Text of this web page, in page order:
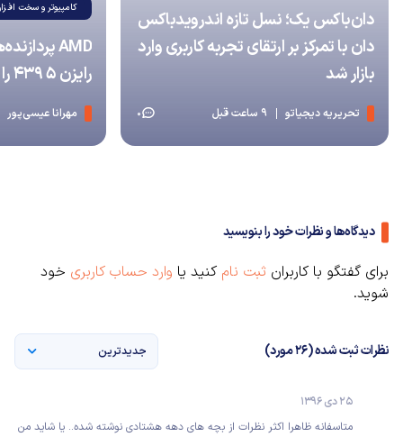
دان‌باکس یک؛ نسل تازه اندرویدباکس
دان با تمرکز بر ارتقای تجربه کاربری وارد
بازار شد
تحریریه دیجیاتو 9 ساعت قبل 0
کامپیوتر و سخت
رایزن 5 439 را بدون NPU معرفی کرد
مهرانا عیسی‌پور
دیدگاه‌ها و نظرات خود را بنویسید
برای گفتگو با کاربران ثبت نام کنید یا وارد حساب کاربری خود
شوید.
نظرات ثبت شده (26 مورد) جدیدترین
25 دی 1396
متاسفانه ظاهرا اکثر نظرات از بچه های دهه هشتادی نوشته شده.. یا شاید من